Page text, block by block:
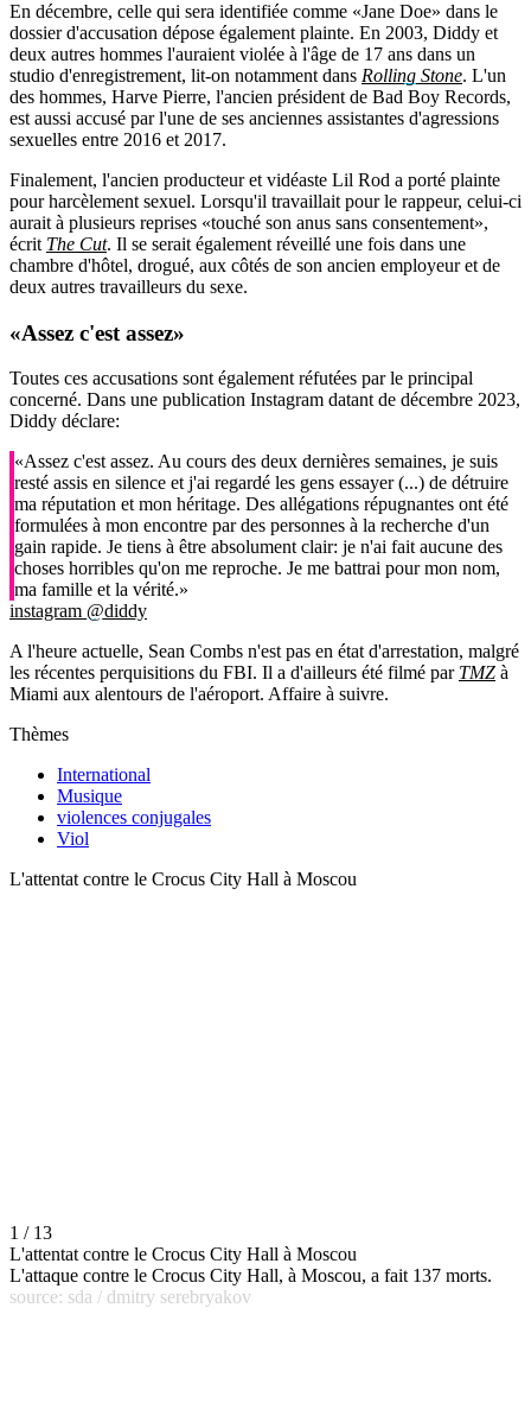
En décembre, celle qui sera identifiée comme «Jane Doe» dans le
dossier d'accusation dépose également plainte. En 2003, Diddy et
deux autres hommes l'auraient violée à l'âge de 17 ans dans un
studio d'enregistrement, lit-on notamment dans Rolling Stone. L'un
des hommes, Harve Pierre, l'ancien président de Bad Boy Records,
est aussi accusé par l'une de ses anciennes assistantes d'agressions
sexuelles entre 2016 et 2017.
Finalement, l'ancien producteur et vidéaste Lil Rod a porté plainte
pour harcèlement sexuel. Lorsqu'il travaillait pour le rappeur, celui-ci
aurait à plusieurs reprises «touché son anus sans consentement»,
écrit The Cut. Il se serait également réveillé une fois dans une
chambre d'hôtel, drogué, aux côtés de son ancien employeur et de
deux autres travailleurs du sexe.
«Assez c'est assez»
Toutes ces accusations sont également réfutées par le principal
concerné. Dans une publication Instagram datant de décembre 2023,
Diddy déclare:
«Assez c'est assez. Au cours des deux dernières semaines, je suis
resté assis en silence et j'ai regardé les gens essayer (...) de détruire
ma réputation et mon héritage. Des allégations répugnantes ont été
formulées à mon encontre par des personnes à la recherche d'un
gain rapide. Je tiens à être absolument clair: je n'ai fait aucune des
choses horribles qu'on me reproche. Je me battrai pour mon nom,
ma famille et la vérité.»
instagram @diddy
A l'heure actuelle, Sean Combs n'est pas en état d'arrestation, malgré
les récentes perquisitions du FBI. Il a d'ailleurs été filmé par TMZ à
Miami aux alentours de l'aéroport. Affaire à suivre.
Thèmes
International
Musique
violences conjugales
Viol
L'attentat contre le Crocus City Hall à Moscou
1 / 13
L'attentat contre le Crocus City Hall à Moscou
L'attaque contre le Crocus City Hall, à Moscou, a fait 137 morts.
source: sda / dmitry serebryakov